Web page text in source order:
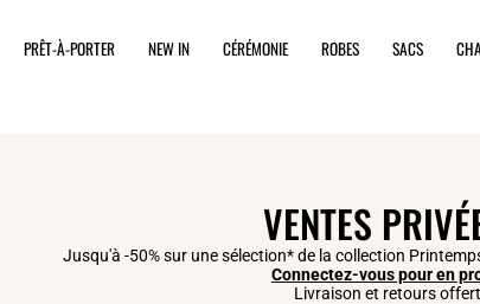
PRÊT-À-PORTER NEW IN CÉRÉMONIE ROBES SACS
VENTES
Jusqu'à -50% sur une sélection* de la collection
Connectez-vous pour en
Livraison et retours